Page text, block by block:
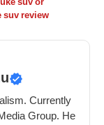
suv or
suv review
Currently
Group. He